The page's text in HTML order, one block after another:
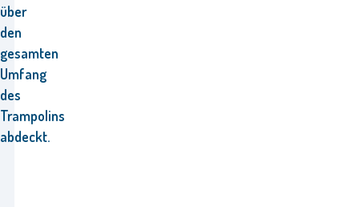
über
den
gesamten
Umfang
des
Trampolins
abdeckt.